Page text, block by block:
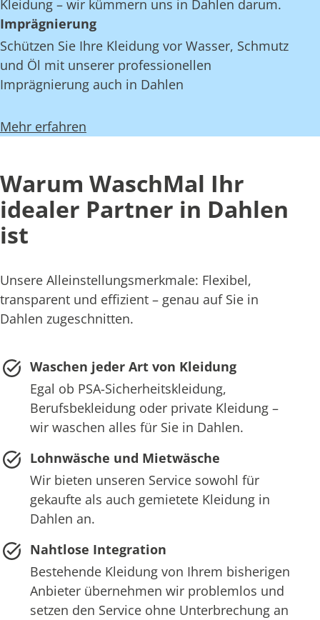
Kleidung – wir kümmern uns in Dahlen darum.
Imprägnierung
Schützen Sie Ihre Kleidung vor Wasser, Schmutz
und Öl mit unserer professionellen
Imprägnierung auch in Dahlen
Mehr erfahren
Warum WaschMal Ihr
idealer Partner in Dahlen
ist
Unsere Alleinstellungsmerkmale: Flexibel,
transparent und effizient – genau auf Sie in
Dahlen zugeschnitten.
Waschen jeder Art von Kleidung
Egal ob PSA-Sicherheitskleidung,
Berufsbekleidung oder private Kleidung –
wir waschen alles für Sie in Dahlen.
Lohnwäsche und Mietwäsche
Wir bieten unseren Service sowohl für
gekaufte als auch gemietete Kleidung in
Dahlen an.
Nahtlose Integration
Bestehende Kleidung von Ihrem bisherigen
Anbieter übernehmen wir problemlos und
setzen den Service ohne Unterbrechung an